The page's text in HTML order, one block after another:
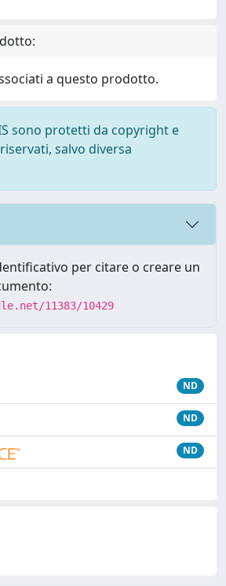
a questo prodotto.
sono protetti da copyright e
salvo diversa
per citare o creare un
11383/10429
ND
ND
ND